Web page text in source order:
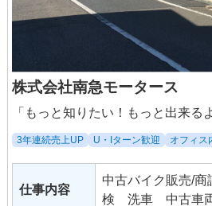
円+インセンティ
株式会社南急モータース
「もっと知りたい！もっと出来る
3年連続売上UP U・Iターン歓迎 オフィス
仕事内容
中古バイク販売/
検 洗車 中古車